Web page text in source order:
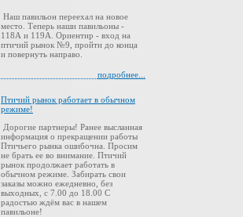
Наш павильон переехал на новое
место. Теперь наши павильоны -
118А и 119А. Ориентир - вход на
птичий рынок №9, пройти до конца
и повернуть направо.
подробнее...
Птичий рынок работает в обычном
режиме!
Дорогие партнеры! Ранее высланная
информация о прекращении работы
Птичьего рынка ошибочна. Просим
не брать ее во внимание. Птичий
рынок продолжает работать в
обычном режиме. Забирать свои
заказы можно ежедневно, без
выходных, с 7.00 до 18.00 С
радостью ждём вас в нашем
павильоне!